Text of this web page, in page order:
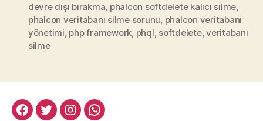
devre dışı bırakma, phalcon softdelete kalıcı silme,
phalcon veritabanı silme sorunu, phalcon veritabanı
yönetimi, php framework, phql, softdelete,veritabanı
silme
facebook:halityesil
twitter:halityesil
instagram:halityesil
whatsapp:0545